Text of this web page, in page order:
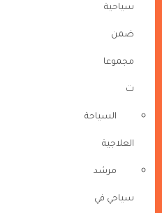
سياحية
ضمن
مجموعا
ت
السياحة
العلاجية
مرشد
سياحي في